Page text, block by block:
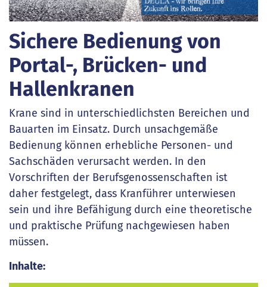
Sichere Bedienung von
Portal-, Brücken- und
Hallenkranen
Krane sind in unterschiedlichsten Bereichen und
Bauarten im Einsatz. Durch unsachgemäße
Bedienung können erhebliche Personen- und
Sachschäden verursacht werden. In den
Vorschriften der Berufsgenossenschaften ist
daher festgelegt, dass Kranführer unterwiesen
sein und ihre Befähigung durch eine theoretische
und praktische Prüfung nachgewiesen haben
müssen.
Inhalte: